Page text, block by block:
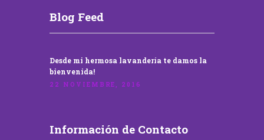
Blog Feed
Desde mi hermosa lavandería te damos la
bienvenida!
22 NOVIEMBRE, 2016
Información de Contacto